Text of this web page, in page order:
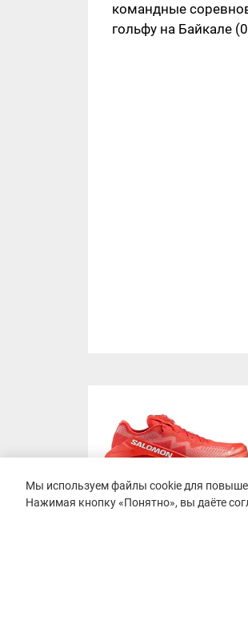
командные
гольфу на Байкале
Мы используем файлы cookie для
Нажимая кнопку «Понятно», вы даёте